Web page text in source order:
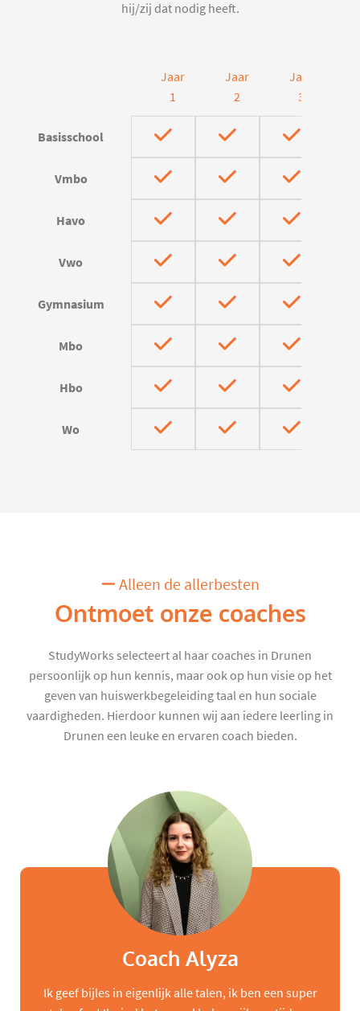
hij/zij dat nodig heeft.
Jaar
1
Jaar
2
Jaar
3
Basisschool
Vmbo
Havo
Vwo
Gymnasium
Mbo
Hbo
Wo
Alleen de allerbesten
Ontmoet onze coaches
StudyWorks selecteert al haar coaches in Drunen
persoonlijk op hun kennis, maar ook op hun visie op het
geven van huiswerkbegeleiding taal en hun sociale
vaardigheden. Hierdoor kunnen wij aan iedere leerling in
Drunen een leuke en ervaren coach bieden.
Coach Alyza
Ik geef bijles in eigenlijk alle talen, ik ben een super